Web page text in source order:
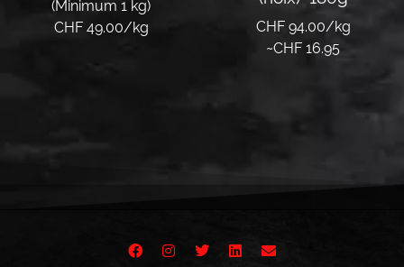
(Minimum 1 kg)
CHF 49.00/kg
CHF 94.00/kg
~CHF 16.95